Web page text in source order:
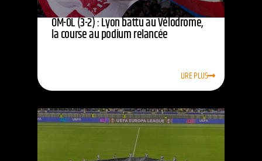
OM-OL (3-2) : Lyon battu au Vélodrome,
la course au podium relancée
LIRE PLUS